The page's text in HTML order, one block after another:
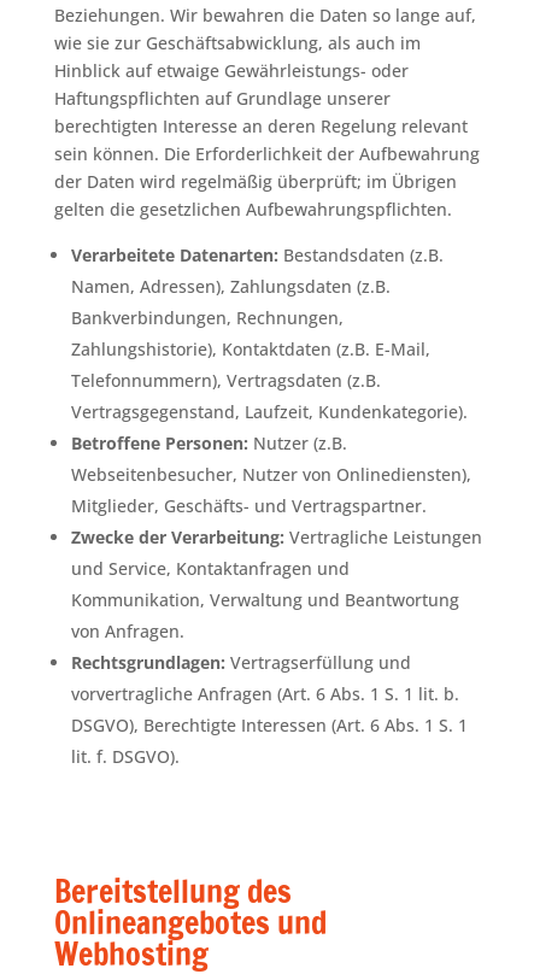
Beziehungen. Wir bewahren die Daten so lange auf,
wie sie zur Geschäftsabwicklung, als auch im
Hinblick auf etwaige Gewährleistungs- oder
Haftungspflichten auf Grundlage unserer
berechtigten Interesse an deren Regelung relevant
sein können. Die Erforderlichkeit der Aufbewahrung
der Daten wird regelmäßig überprüft; im Übrigen
gelten die gesetzlichen Aufbewahrungspflichten.
Verarbeitete Datenarten: Bestandsdaten (z.B.
Namen, Adressen), Zahlungsdaten (z.B.
Bankverbindungen, Rechnungen,
Zahlungshistorie), Kontaktdaten (z.B. E-Mail,
Telefonnummern), Vertragsdaten (z.B.
Vertragsgegenstand, Laufzeit, Kundenkategorie).
Betroffene Personen: Nutzer (z.B.
Webseitenbesucher, Nutzer von Onlinediensten),
Mitglieder, Geschäfts- und Vertragspartner.
Zwecke der Verarbeitung: Vertragliche Leistungen
und Service, Kontaktanfragen und
Kommunikation, Verwaltung und Beantwortung
von Anfragen.
Rechtsgrundlagen: Vertragserfüllung und
vorvertragliche Anfragen (Art. 6 Abs. 1 S. 1 lit. b.
DSGVO), Berechtigte Interessen (Art. 6 Abs. 1 S. 1
lit. f. DSGVO).
Bereitstellung des
Onlineangebotes und
Webhosting